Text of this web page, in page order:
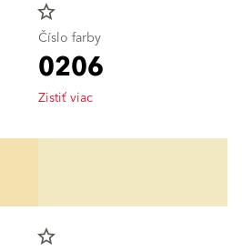
star_border
Číslo farby
0206
Zistiť viac
star_border